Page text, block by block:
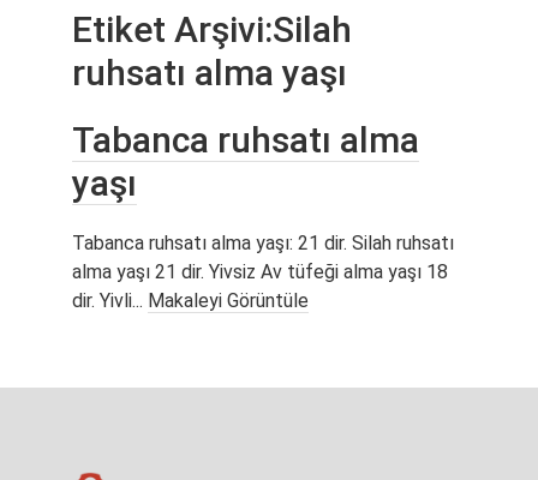
Etiket Arşivi:Silah
ruhsatı alma yaşı
Tabanca ruhsatı alma
yaşı
Tabanca ruhsatı alma yaşı: 21 dir. Silah ruhsatı
alma yaşı 21 dir. Yivsiz Av tüfeği alma yaşı 18
dir. Yivli... Makaleyi Görüntüle